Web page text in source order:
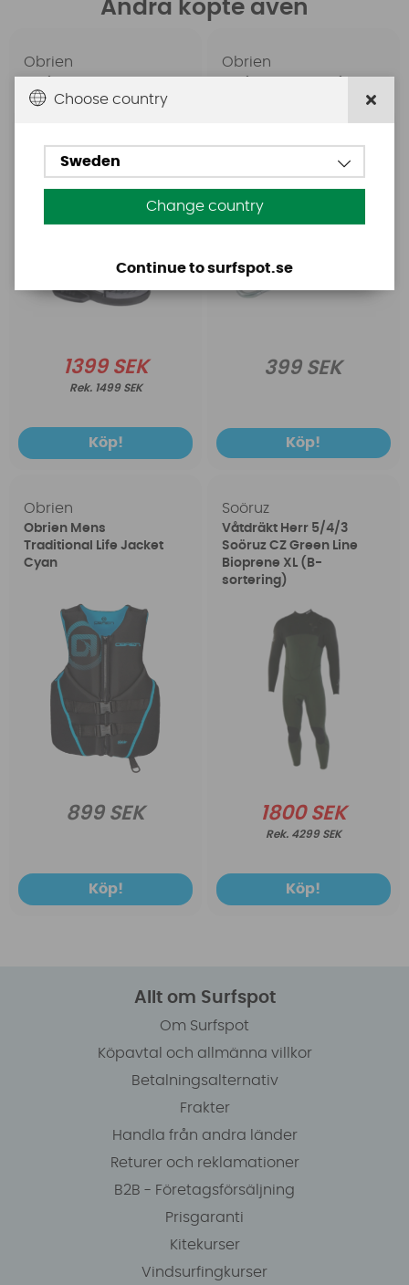
Andra köpte även
Obrien
wakeboardbinding
1399 SEK
1499 SEK
Köp!
Obrien
399 SEK
Köp!
Obrien
Obrien Mens
Traditional Life Jacket
Cyan
899 SEK
Köp!
Soöruz
Våtdräkt Herr 5/4/3
Soöruz CZ Green Line
Bioprene XL (B-
sortering)
1800 SEK
4299 SEK
Köp!
Allt om Surfspot
Om Surfspot
Köpavtal och allmänna villkor
Betalningsalternativ
Frakter
Handla från andra länder
Returer och reklamationer
B2B - Företagsförsäljning
Prisgaranti
Kitekurser
Vindsurfingkurser
Choose country
Sweden
Change country
Continue to surfspot.se